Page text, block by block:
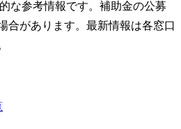
な参考情報です。補助金の公募
合があります。最新情報は各窓口